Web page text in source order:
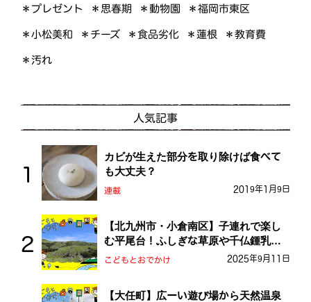
＊プレゼント ＊思春期 ＊動物園 ＊福岡市東区
＊小松美和 ＊チーズ ＊食品劣化 ＊蓮根 ＊教育費
＊汚れ
人気記事
カビが生えた部分を取り除けば食べて
も大丈夫？
連載 2019年1月9日
【北九州市・小倉南区】子連れで楽し
む平尾台！ふしぎな草原や千仏鍾乳洞
を探検しよう！
こどもとおでかけ 2025年9月11日
【大任町】広ーい遊び場から天然温泉